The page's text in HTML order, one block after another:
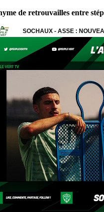
de retrouvailles entre